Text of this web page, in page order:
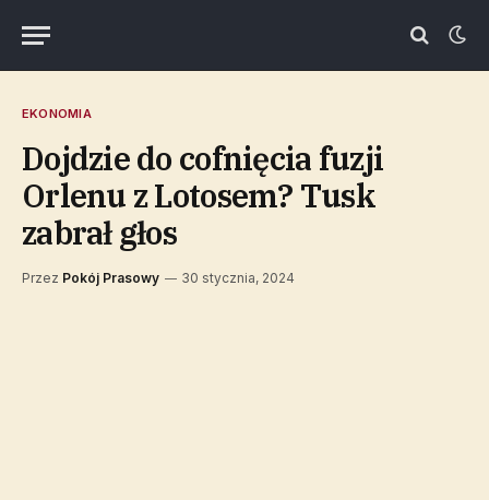
EKONOMIA
Dojdzie do cofnięcia fuzji
Orlenu z Lotosem? Tusk
zabrał głos
Przez Pokój Prasowy 30 stycznia, 2024